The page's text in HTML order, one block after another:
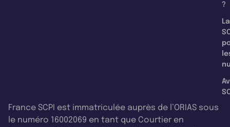
?
La
France SCPI est immatriculée auprès de l’ORIAS sous
le numéro 16002069 en tant que Courtier en